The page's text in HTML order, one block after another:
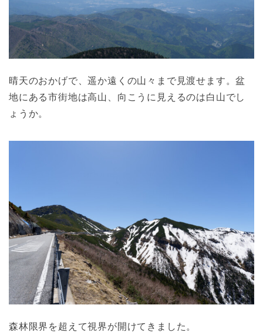
晴天のおかげで、遥か遠くの山々まで見渡せます。盆
地にある市街地は高山、向こうに見えるのは白山でし
ょうか。
森林限界を超えて視界が開けてきました。